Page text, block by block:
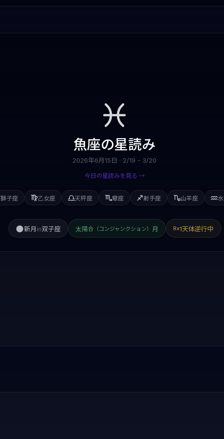
魚座の星読み
2026年6月15日 · 2/19 - 3/20
今日の星読みを見る →
獅子座 乙女座 天秤座 蠍座 射手座 山羊座
🌑新月in双子座 太陽合（コンジャンクション） 月 Rx1天体逆行中